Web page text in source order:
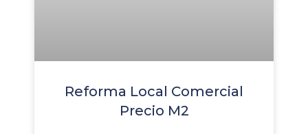
Reforma Local Comercial
Precio M2